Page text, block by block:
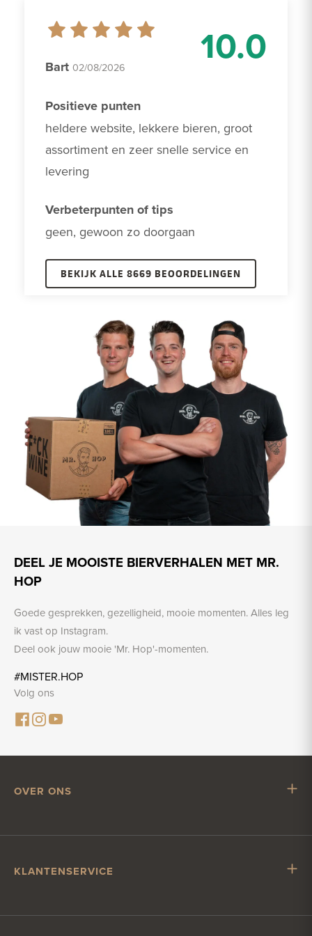
10.0
Bart 02/08/2026
Positieve punten
heldere website, lekkere bieren, groot
assortiment en zeer snelle service en
levering
Verbeterpunten of tips
geen, gewoon zo doorgaan
BEKIJK ALLE 8669 BEOORDELINGEN
DEEL JE MOOISTE BIERVERHALEN MET MR.
HOP
Goede gesprekken, gezelligheid, mooie momenten. Alles leg
ik vast op Instagram.
Deel ook jouw mooie 'Mr. Hop'-momenten.
#MISTER.HOP
Volg ons
OVER ONS
Vacatures
KLANTENSERVICE